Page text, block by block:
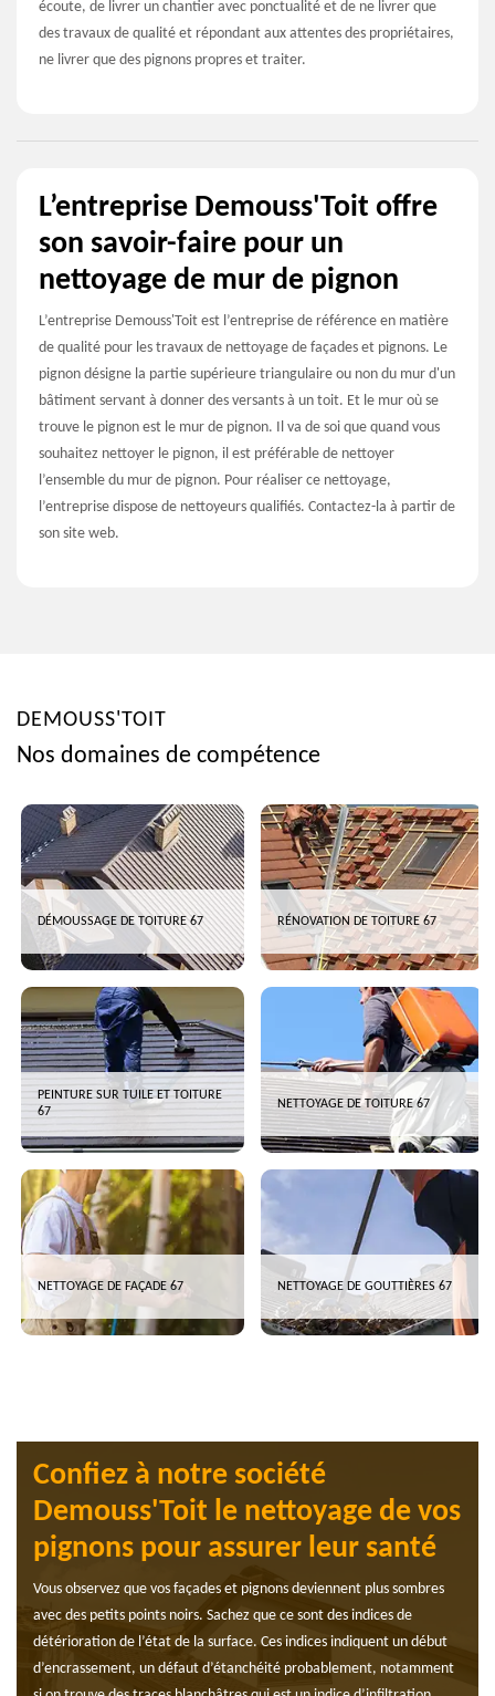
écoute, de livrer un chantier avec ponctualité et de ne livrer que
des travaux de qualité et répondant aux attentes des propriétaires,
ne livrer que des pignons propres et traiter.
L’entreprise Demouss'Toit offre
son savoir-faire pour un
nettoyage de mur de pignon
L’entreprise Demouss'Toit est l’entreprise de référence en matière
de qualité pour les travaux de nettoyage de façades et pignons. Le
pignon désigne la partie supérieure triangulaire ou non du mur d'un
bâtiment servant à donner des versants à un toit. Et le mur où se
trouve le pignon est le mur de pignon. Il va de soi que quand vous
souhaitez nettoyer le pignon, il est préférable de nettoyer
l’ensemble du mur de pignon. Pour réaliser ce nettoyage,
l’entreprise dispose de nettoyeurs qualifiés. Contactez-la à partir de
son site web.
DEMOUSS'TOIT
Nos domaines de compétence
DÉMOUSSAGE DE TOITURE 67 RÉNOVATION DE TOITURE 67
PEINTURE SUR TUILE ET TOITURE
67
NETTOYAGE DE TOITURE 67
NETTOYAGE DE FAÇADE 67 NETTOYAGE DE GOUTTIÈRES 67
Confiez à notre société
Demouss'Toit le nettoyage de vos
pignons pour assurer leur santé
Vous observez que vos façades et pignons deviennent plus sombres
avec des petits points noirs. Sachez que ce sont des indices de
détérioration de l’état de la surface. Ces indices indiquent un début
d’encrassement, un défaut d’étanchéité probablement, notamment